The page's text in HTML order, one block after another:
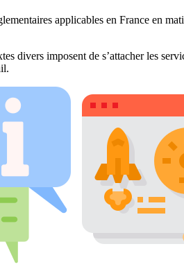
applicables en France en
divers imposent de s’attacher les